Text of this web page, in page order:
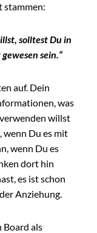
stammen:
solltest Du in
sein.“
auf. Dein
was
willst
wenn Du es mit
wenn Du es
dort hin
es ist schon
Anziehung.
Board als